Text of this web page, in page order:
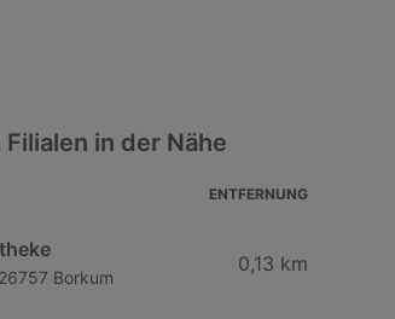
in der Nähe
ENTFERNUNG
Borkum
0,13 km